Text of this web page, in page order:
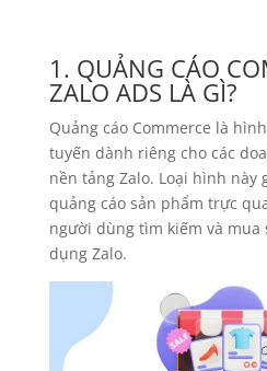
1. QUẢNG CÁO
ZALO ADS LÀ GÌ?
Quảng cáo Commerce là
tuyến dành riêng cho các
nền tảng Zalo. Loại hình này
quảng cáo sản phẩm trực
người dùng tìm kiếm và
dụng Zalo.